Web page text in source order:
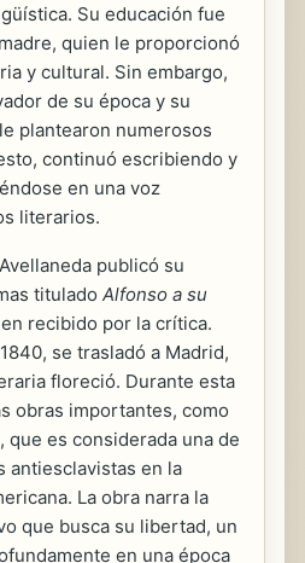
Su educación fue
quien le proporcionó
y cultural. Sin embargo,
de su época y su
plantearon numerosos
continuó escribiendo y
en una voz
literarios.
publicó su
titulado Alfonso a su
recibido por la crítica.
se trasladó a Madrid,
floreció. Durante esta
obras importantes, como
que es considerada una de
antiesclavistas en la
La obra narra la
que busca su libertad, un
en una época